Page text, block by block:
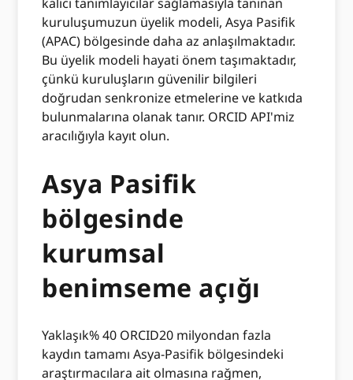
kuruluşumuzun üyelik modeli, Asya Pasifik
(APAC) bölgesinde daha az anlaşılmaktadır.
Bu üyelik modeli hayati önem taşımaktadır,
çünkü kuruluşların güvenilir bilgileri
doğrudan senkronize etmelerine ve katkıda
bulunmalarına olanak tanır. ORCID API'miz
aracılığıyla kayıt olun.
Asya Pasifik
bölgesinde
kurumsal
benimseme açığı
Yaklaşık% 40 ORCID20 milyondan fazla
kaydın tamamı Asya-Pasifik bölgesindeki
araştırmacılara ait olmasına rağmen,